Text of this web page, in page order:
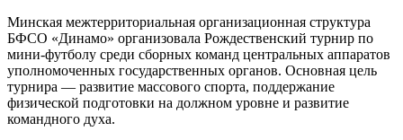
Минская межтерриториальная организационная структура
БФСО «Динамо» организовала Рождественский турнир по
мини-футболу среди сборных команд центральных аппаратов
уполномоченных государственных органов. Основная цель
турнира — развитие массового спорта, поддержание
физической подготовки на должном уровне и развитие
командного духа.